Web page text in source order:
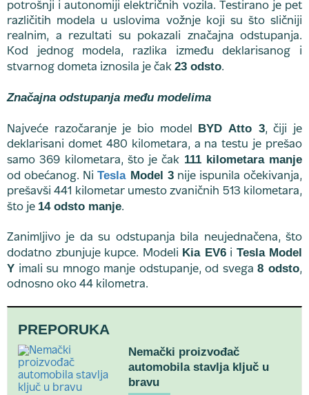
potrošnji i autonomiji električnih vozila. Testirano je pet
različitih modela u uslovima vožnje koji su što sličniji
realnim, a rezultati su pokazali značajna odstupanja.
Kod jednog modela, razlika između deklarisanog i
stvarnog dometa iznosila je čak 23 odsto.
Značajna odstupanja među modelima
Najveće razočaranje je bio model BYD Atto 3, čiji je
deklarisani domet 480 kilometara, a na testu je prešao
samo 369 kilometara, što je čak 111 kilometara manje
od obećanog. Ni TeslaModel 3nije ispunila očekivanja,
prešavši 441 kilometar umesto zvaničnih 513 kilometara,
što je 14 odsto manje.
Zanimljivo je da su odstupanja bila neujednačena, što
dodatno zbunjuje kupce. Modeli Kia EV6i Tesla Model
Y imali su mnogo manje odstupanje, od svega8 odsto,
odnosno oko 44 kilometra.
PREPORUKA
Nemački proizvođač
automobila stavlja ključ u
bravu